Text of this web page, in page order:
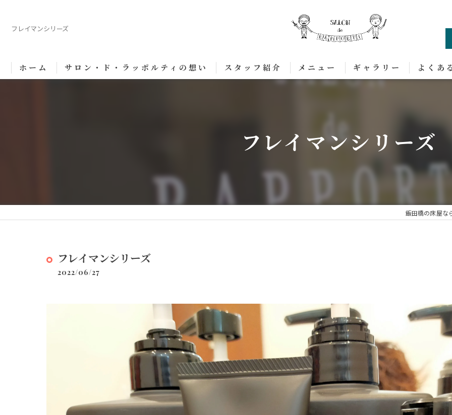
フレイマンシリーズ
ホーム サロン・ド・ラッポルティの想い スタッフ紹介 メニュー ギャラリー よくあ
フレイマンシリーズ
飯田橋の床屋な
フレイマンシリーズ
2022/06/27